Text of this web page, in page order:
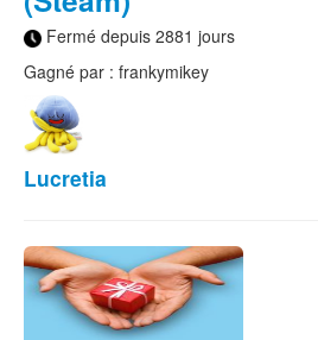
Fermé depuis 2881 jours
Gagné par : frankymikey
Lucretia